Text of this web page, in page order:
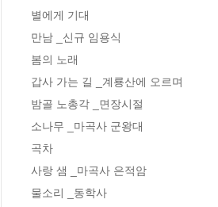
별에게 기대
만남 _신규 임용식
봄의 노래
갑사 가는 길 _계룡산에 오르며
밤골 노총각 _면장시절
소나무 _마곡사 군왕대
곡차
사랑 샘 _마곡사 은적암
물소리 _동학사